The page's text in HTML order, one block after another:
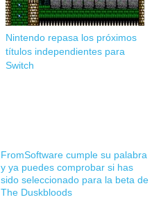
Nintendo repasa los próximos
títulos independientes para
Switch
FromSoftware cumple su palabra
y ya puedes comprobar si has
sido seleccionado para la beta de
The Duskbloods